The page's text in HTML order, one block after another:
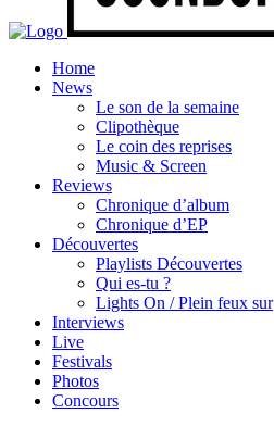
Home
News
Le son de la semaine
Clipothèque
Le coin des reprises
Music & Screen
Reviews
Chronique d’album
Chronique d’EP
Découvertes
Playlists Découvertes
Qui es-tu ?
Lights On / Plein feux sur
Interviews
Live
Festivals
Photos
Concours